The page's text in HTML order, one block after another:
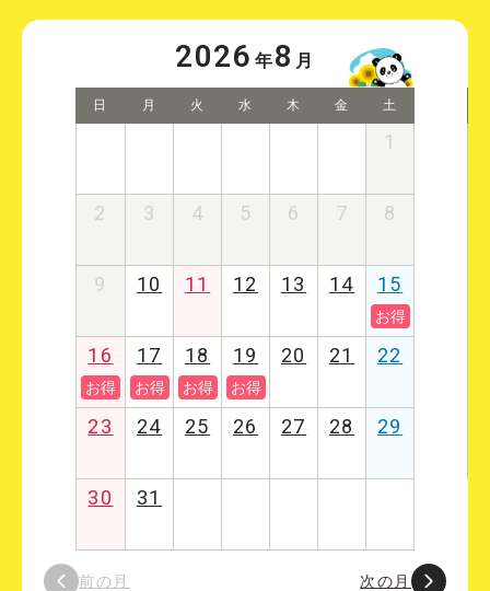
2026 年8 月
日 月 火 水 木 金 土
1
2 3 4 5 6 7 8
9 10 11 12 13 14 15
お得
16
お得
17
お得
18
お得
19
お得
20 21 22
23 24 25 26 27 28 29
30 31
前の月 次の月